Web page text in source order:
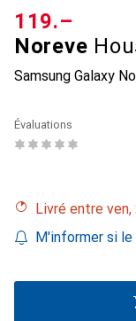
Noreve
Samsung Galaxy
CHF
119.–
Évaluations
Livré entre
M'informer si